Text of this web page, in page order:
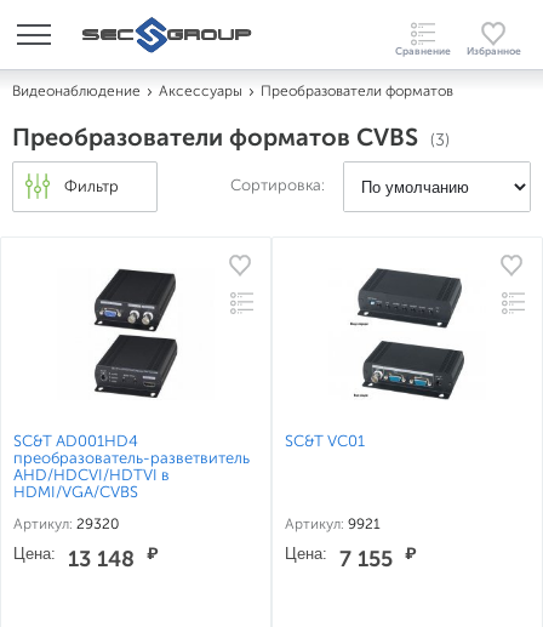
Видеонаблюдение Аксессуары Преобразователи форматов
Преобразователи форматов CVBS (3)
Фильтр Сортировка:
SC&T AD001HD4
преобразователь-разветвитель
AHD/HDCVI/HDTVI в
HDMI/VGA/CVBS
Артикул: 29320
Цена: 13 148 ₽
SC&T VC01
Артикул: 9921
Цена: 7 155 ₽